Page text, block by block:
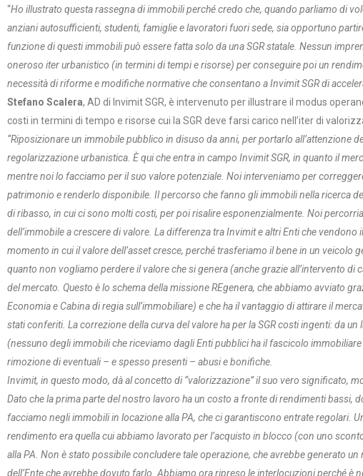
“Ho illustrato questa rassegna di immobili perché credo che, quando parliamo di
anziani autosufficienti, studenti, famiglie e lavoratori fuori sede, sia opportuno
funzione di questi immobili può essere fatta solo da una SGR statale. Nessun
oneroso iter urbanistico (in termini di tempi e risorse) per conseguire poi un
necessità di riforme e modifiche normative che consentano a Invimit SGR di
Stefano Scalera, AD di Invimit SGR, è intervenuto per illustrare il modus
costi in termini di tempo e risorse cui la SGR deve farsi carico nell’iter di
“Riposizionare un immobile pubblico in disuso da anni, per portarlo all’attenzione
regolarizzazione urbanistica. È qui che entra in campo Invimit SGR, in quanto il
mentre noi lo facciamo per il suo valore potenziale. Noi interveniamo per
patrimonio e renderlo disponibile. Il percorso che fanno gli immobili nella ricerca
di ribasso, in cui ci sono molti costi, per poi risalire esponenzialmente. Noi
dell’immobile a crescere di valore. La differenza tra Invimit e altri Enti che
momento in cui il valore dell’asset cresce, perché trasferiamo il bene in un
quanto non vogliamo perdere il valore che si genera (anche grazie all’intervento di
del mercato. Questo è lo schema della missione REgenera, che abbiamo avviato
Economia e Cabina di regia sull’immobiliare) e che ha il vantaggio di attirare il
stati conferiti. La correzione della curva del valore ha per la SGR costi ingenti: da
(nessuno degli immobili che riceviamo dagli Enti pubblici ha il fascicolo
rimozione di eventuali – e spesso presenti – abusi e bonifiche.
Invimit, in questo modo, dà al concetto di “valorizzazione” il suo vero significato,
Dato che la prima parte del nostro lavoro ha un costo a fronte di rendimenti bassi,
facciamo negli immobili in locazione alla PA, che ci garantiscono entrate regolari.
rendimento era quella cui abbiamo lavorato per l’acquisto in blocco (con uno
alla PA. Non è stato possibile concludere tale operazione, che avrebbe generato
dell’Ente che avrebbe dovuto farlo. Abbiamo ora ripreso le interlocuzioni perché è